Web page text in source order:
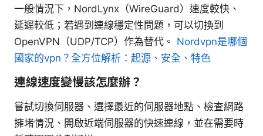
一般情況下，NordLynx（WireGuard）速度較快、
延遲較低；若遇到連線穩定性問題，可以切換到
OpenVPN（UDP/TCP）作為替代。 Nordvpn是哪個
國家的vpn？全方位解析：起源、安全、特色
連線速度變慢該怎麼辦？
嘗試切換伺服器、選擇最近的伺服器地點、檢查網路
擁堵情況、開啟近端伺服器的快速連線，並在需要時